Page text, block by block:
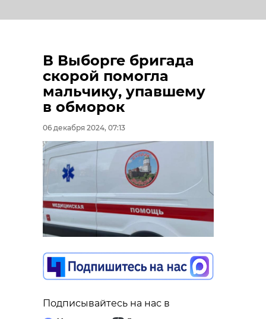
В Выборге бригада
скорой помогла
мальчику, упавшему
в обморок
06 декабря 2024, 07:13
Подписывайтесь на нас в